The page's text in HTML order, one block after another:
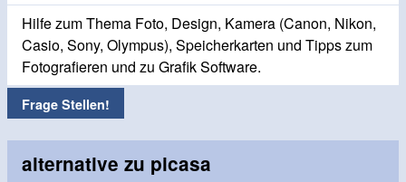
Hilfe zum Thema Foto, Design, Kamera (Canon, Nikon,
Casio, Sony, Olympus), Speicherkarten und Tipps zum
Fotografieren und zu Grafik Software.
Frage Stellen!
alternative zu picasa